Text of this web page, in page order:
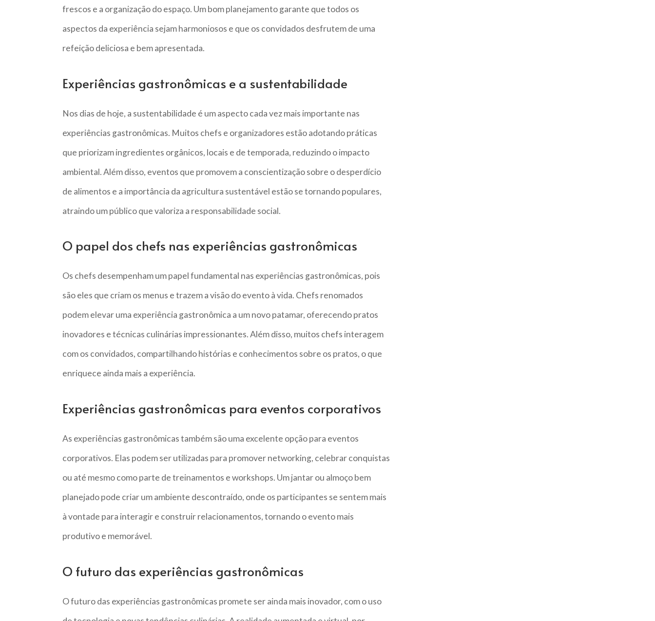
frescos e a organização do espaço. Um bom planejamento garante que todos os
aspectos da experiência sejam harmoniosos e que os convidados desfrutem de uma
refeição deliciosa e bem apresentada.
Experiências gastronômicas e a sustentabilidade
Nos dias de hoje, a sustentabilidade é um aspecto cada vez mais importante nas
experiências gastronômicas. Muitos chefs e organizadores estão adotando práticas
que priorizam ingredientes orgânicos, locais e de temporada, reduzindo o impacto
ambiental. Além disso, eventos que promovem a conscientização sobre o desperdício
de alimentos e a importância da agricultura sustentável estão se tornando populares,
atraindo um público que valoriza a responsabilidade social.
O papel dos chefs nas experiências gastronômicas
Os chefs desempenham um papel fundamental nas experiências gastronômicas, pois
são eles que criam os menus e trazem a visão do evento à vida. Chefs renomados
podem elevar uma experiência gastronômica a um novo patamar, oferecendo pratos
inovadores e técnicas culinárias impressionantes. Além disso, muitos chefs interagem
com os convidados, compartilhando histórias e conhecimentos sobre os pratos, o que
enriquece ainda mais a experiência.
Experiências gastronômicas para eventos corporativos
As experiências gastronômicas também são uma excelente opção para eventos
corporativos. Elas podem ser utilizadas para promover networking, celebrar conquistas
ou até mesmo como parte de treinamentos e workshops. Um jantar ou almoço bem
planejado pode criar um ambiente descontraído, onde os participantes se sentem mais
à vontade para interagir e construir relacionamentos, tornando o evento mais
produtivo e memorável.
O futuro das experiências gastronômicas
O futuro das experiências gastronômicas promete ser ainda mais inovador, com o uso